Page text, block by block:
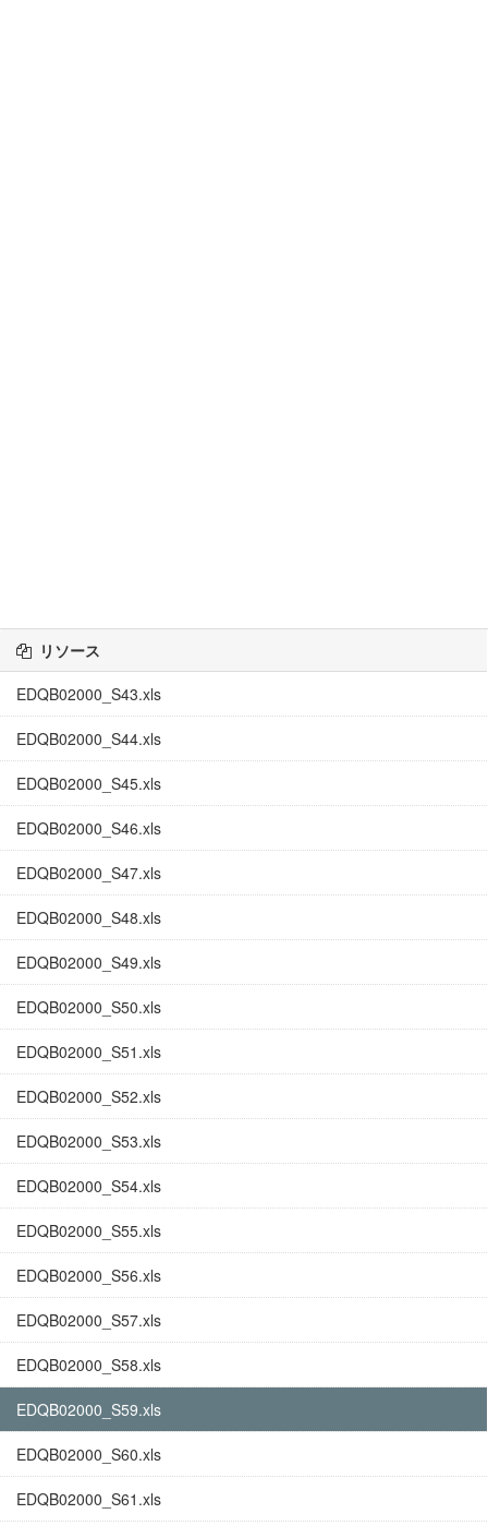
リソース
EDQB02000_S43.xls
EDQB02000_S44.xls
EDQB02000_S45.xls
EDQB02000_S46.xls
EDQB02000_S47.xls
EDQB02000_S48.xls
EDQB02000_S49.xls
EDQB02000_S50.xls
EDQB02000_S51.xls
EDQB02000_S52.xls
EDQB02000_S53.xls
EDQB02000_S54.xls
EDQB02000_S55.xls
EDQB02000_S56.xls
EDQB02000_S57.xls
EDQB02000_S58.xls
EDQB02000_S59.xls
EDQB02000_S60.xls
EDQB02000_S61.xls